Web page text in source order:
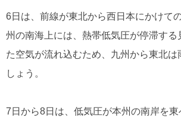
6⽇は、前線が東北から⻄⽇本にかけて
州の南海上には、熱帯低気圧が停滞する
た空気が流れ込むため、九州から東北は
しょう。
7⽇から8⽇は、低気圧が本州の南岸を